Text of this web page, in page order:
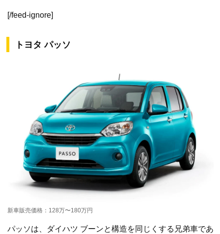
[/feed-ignore]
トヨタ パッソ
新車販売価格：128万〜180万円
パッソは、ダイハツ ブーンと構造を同じくする兄弟車であ